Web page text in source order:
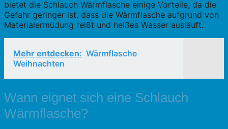
bietet die Schlauch Wärmflasche einige Vorteile, da die
Gefahr geringer ist, dass die Wärmflasche aufgrund von
Materialermüdung reißt und heißes Wasser ausläuft.
Mehr entdecken: Wärmflasche
Weihnachten
Wann eignet sich eine Schlauch
Wärmflasche?